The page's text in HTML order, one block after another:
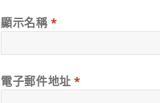
顯示名稱*
電子郵件地址*